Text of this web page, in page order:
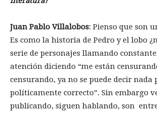
Juan Pablo Villalobos: Pienso que son
Es como la historia de Pedro y el lobo
serie de personajes llamando
atención diciendo “me están
censurando, ya no se puede decir nada
políticamente correcto”. Sin embargo
publicando, siguen hablando, son